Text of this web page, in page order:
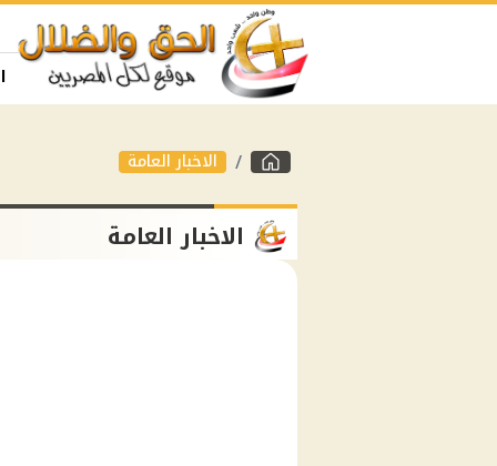
الاخبار العامة
الاخبار العامة